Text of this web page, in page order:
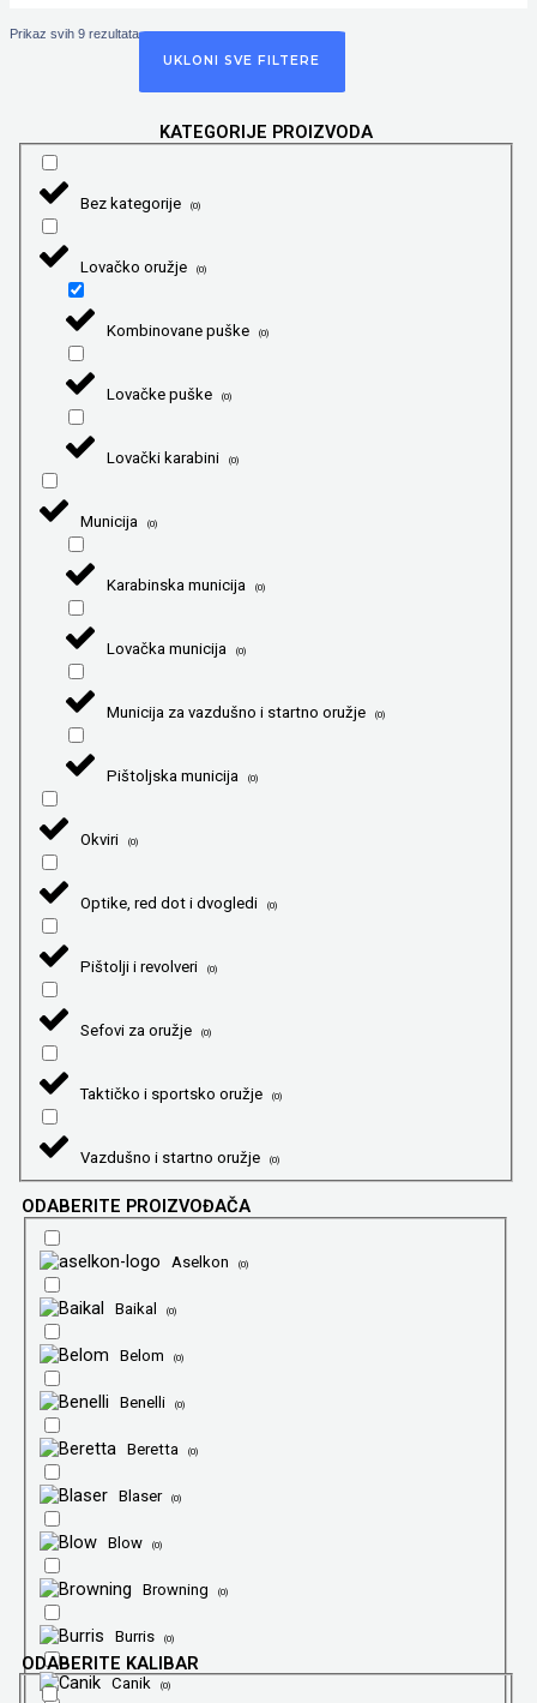
Prikaz svih 9 rezultata
UKLONI SVE FILTERE
KATEGORIJE PROIZVODA
Bez kategorije (0)
Lovačko oružje (0)
Kombinovane puške (0)
Lovačke puške (0)
Lovački karabini (0)
Municija (0)
Karabinska municija (0)
Lovačka municija (0)
Municija za vazdušno i startno oružje (0)
Pištoljska municija (0)
Okviri (0)
Optike, red dot i dvogledi (0)
Pištolji i revolveri (0)
Sefovi za oružje (0)
Taktičko i sportsko oružje (0)
Vazdušno i startno oružje (0)
ODABERITE PROIZVOĐAČA
Aselkon (0)
Baikal (0)
Belom (0)
Benelli (0)
Beretta (0)
Blaser (0)
Blow (0)
Browning (0)
Burris (0)
Canik (0)
ODABERITE KALIBAR